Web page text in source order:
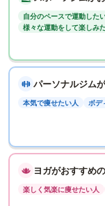
自分のペースで運動した
様々な運動をして楽しみ
パーソナルジム
本気で痩せたい人 ボデ
ヨガがおすすめ
楽しく気楽に痩せたい人